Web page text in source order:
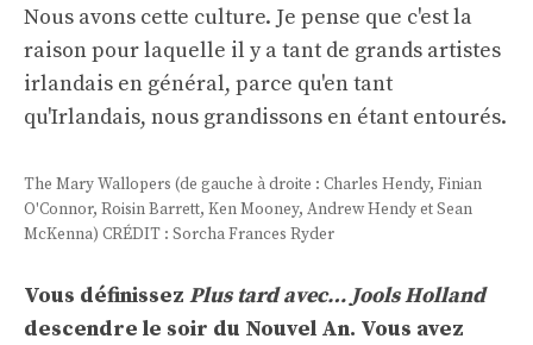
Nous avons cette culture. Je pense que c'est la
raison pour laquelle il y a tant de grands artistes
irlandais en général, parce qu'en tant
qu'Irlandais, nous grandissons en étant entourés.
The Mary Wallopers (de gauche à droite : Charles Hendy, Finian
O'Connor, Roisin Barrett, Ken Mooney, Andrew Hendy et Sean
McKenna) CRÉDIT : Sorcha Frances Ryder
Vous définissez Plus tard avec… Jools Holland
descendre le soir du Nouvel An. Vous avez